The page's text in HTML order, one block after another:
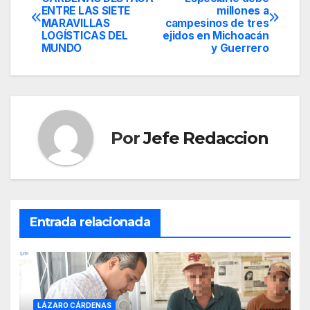
de
entradas
millones a
campesinos de tres
ejidos en Michoacán
y Guerrero
ENTRE LAS SIETE
MARAVILLAS
LOGÍSTICAS DEL
MUNDO
PorJefe Redaccion
Entrada relacionada
LÁZARO CÁRDENAS